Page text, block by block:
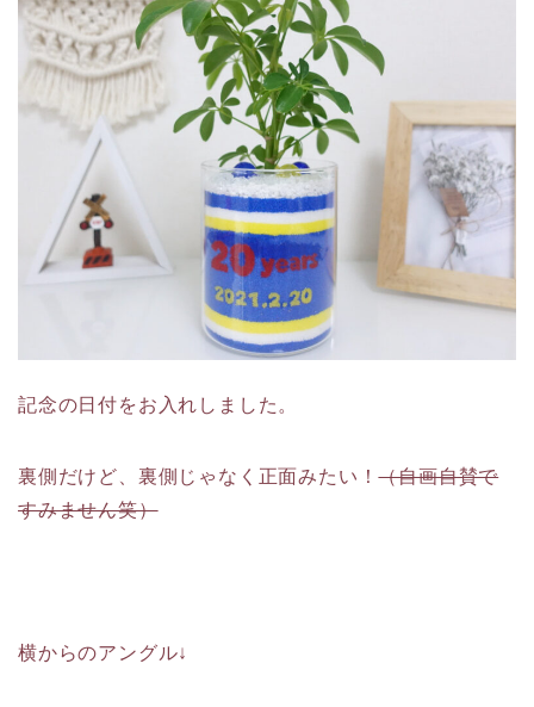
記念の日付をお入れしました。
裏側だけど、裏側じゃなく正面みたい！（自画自賛で
すみません笑）
横からのアングル↓